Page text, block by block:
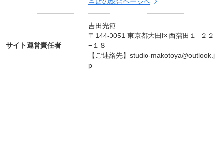
当店の総合ページへ
サイト運営責任者
吉田光範
〒144-0051 東京都大田区西蒲田１−２２
−１８
【ご連絡先】 studio-makotoya@outlook.j
p